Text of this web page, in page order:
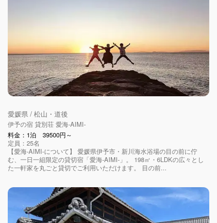
愛媛県 / 松山・道後
伊予の宿 貸別荘 愛海-AIMI-
料金：1泊 39500円～
定員：25名
【愛海-AIMI-について】 愛媛県伊予市・新川海水浴場の目の前に佇
む、一日一組限定の貸切宿「愛海-AIMI-」。 198㎡・6LDKの広々とし
た一軒家を丸ごと貸切でご利用いただけます。 目の前...